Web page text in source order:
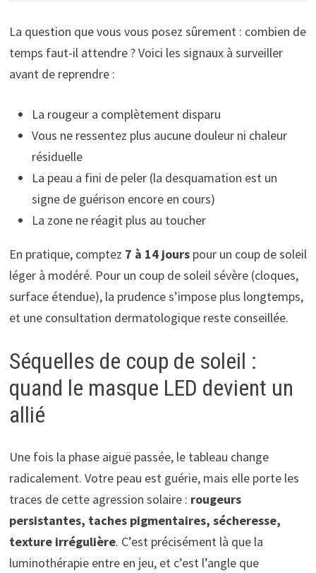
La question que vous vous posez sûrement : combien de
temps faut-il attendre ? Voici les signaux à surveiller
avant de reprendre :
La rougeur a complètement disparu
Vous ne ressentez plus aucune douleur ni chaleur
résiduelle
La peau a fini de peler (la desquamation est un
signe de guérison encore en cours)
La zone ne réagit plus au toucher
En pratique, comptez 7 à 14 jourspour un coup de soleil
léger à modéré. Pour un coup de soleil sévère (cloques,
surface étendue), la prudence s’impose plus longtemps,
et une consultation dermatologique reste conseillée.
Séquelles de coup de soleil :
quand le masque LED devient un
allié
Une fois la phase aiguë passée, le tableau change
radicalement. Votre peau est guérie, mais elle porte les
traces de cette agression solaire : rougeurs
persistantes, taches pigmentaires, sécheresse,
texture irrégulière. C’est précisément là que la
luminothérapie entre en jeu, et c’est l’angle que